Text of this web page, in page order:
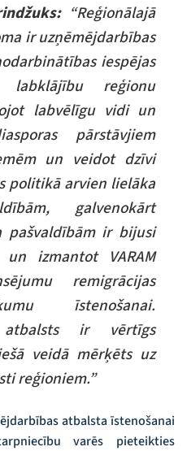
“Reģionālajā
ir uzņēmējdarbības
iespējas
reģionu
labvēlīgu vidi un
pārstāvjiem
un veidot dzīvi
politikā arvien lielāka
galvenokārt
pašvaldībām ir bijusi
izmantot VARAM
remigrācijas
īstenošanai.
atbalsts ir vērtīgs
veidā mērķēts uz
reģioniem.”
atbalsta īstenošanai
varēs pieteikties